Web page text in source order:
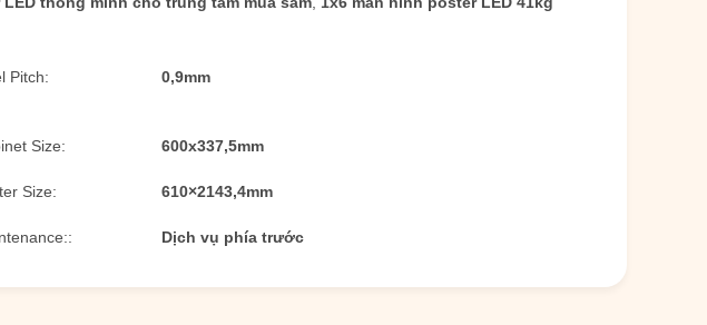
Pitch: 0,9mm
Size: 600x337,5mm
Size: 610×2143,4mm
Dịch vụ phía trước